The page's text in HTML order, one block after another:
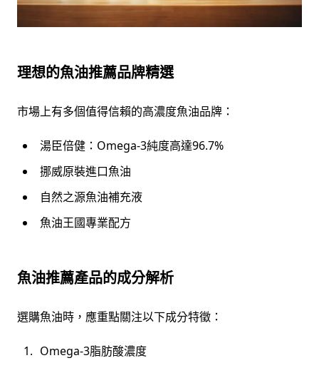
理想的魚油推薦品牌精選
市場上有多個值得信賴的高濃度魚油品牌：
湯臣倍健：Omega-3純度高達96.7%
挪威原裝進口魚油
自然之源魚油補充液
魚油王國專業配方
魚油推薦產品的成分解析
選購魚油時，應重點關注以下成分特徵：
Omega-3脂肪酸濃度